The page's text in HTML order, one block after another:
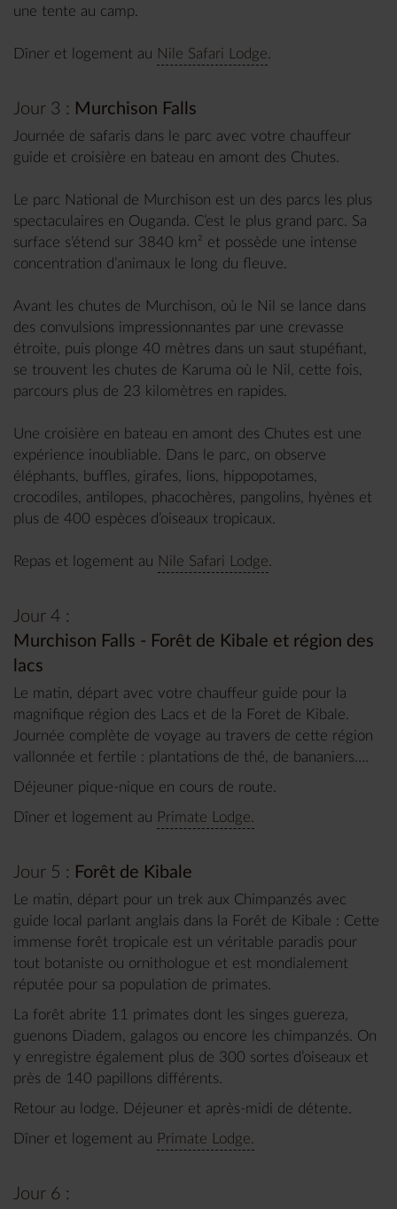
une tente au camp.
Dîner et logement au Nile Safari Lodge
Jour 3 : Murchison Falls
Journée de safaris dans le parc avec votre chauffeur
guide et croisière en bateau en amont des Chutes.
Le parc National de Murchison est un des parcs les plus
spectaculaires en Ouganda. C’est le plus grand parc. Sa
surface s’étend sur 3840 km² et possède une intense
concentration d’animaux le long du fleuve.
Avant les chutes de Murchison, où le Nil se lance dans
des convulsions impressionnantes par une crevasse
étroite, puis plonge 40 mètres dans un saut stupéfiant,
se trouvent les chutes de Karuma où le Nil, cette fois,
parcours plus de 23 kilomètres en rapides.
Une croisière en bateau en amont des Chutes est une
expérience inoubliable. Dans le parc, on observe
éléphants, buffles, girafes, lions, hippopotames,
crocodiles, antilopes, phacochères, pangolins, hyènes et
plus de 400 espèces d’oiseaux tropicaux.
Repas et logement au Nile Safari Lodge
Jour 4 :
Murchison Falls - Forêt de Kibale et région des
lacs
Le matin, départ avec votre chauffeur guide pour la
magnifique région des Lacs et de la Foret de Kibale.
Journée complète de voyage au travers de cette région
vallonnée et fertile : plantations de thé, de bananiers….
Déjeuner pique-nique en cours de route.
Dîner et logement au Primate Lodge.
Jour 5 : Forêt de Kibale
Le matin, départ pour un trek aux Chimpanzés avec
guide local parlant anglais dans la Forêt de Kibale : Cette
immense forêt tropicale est un véritable paradis pour
tout botaniste ou ornithologue et est mondialement
réputée pour sa population de primates.
La forêt abrite 11 primates dont les singes guereza,
guenons Diadem, galagos ou encore les chimpanzés. On
y enregistre également plus de 300 sortes d’oiseaux et
près de 140 papillons différents.
Retour au lodge. Déjeuner et après-midi de détente.
Dîner et logement au Primate Lodge.
Jour 6 :